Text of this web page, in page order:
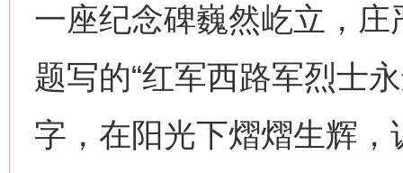
一座纪念碑巍然屹立，
题写的“红军西路军烈士
字，在阳光下熠熠生辉